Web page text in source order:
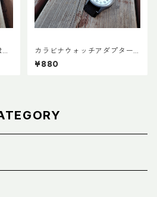
カラビナウォッチアダプターLi
te
¥880